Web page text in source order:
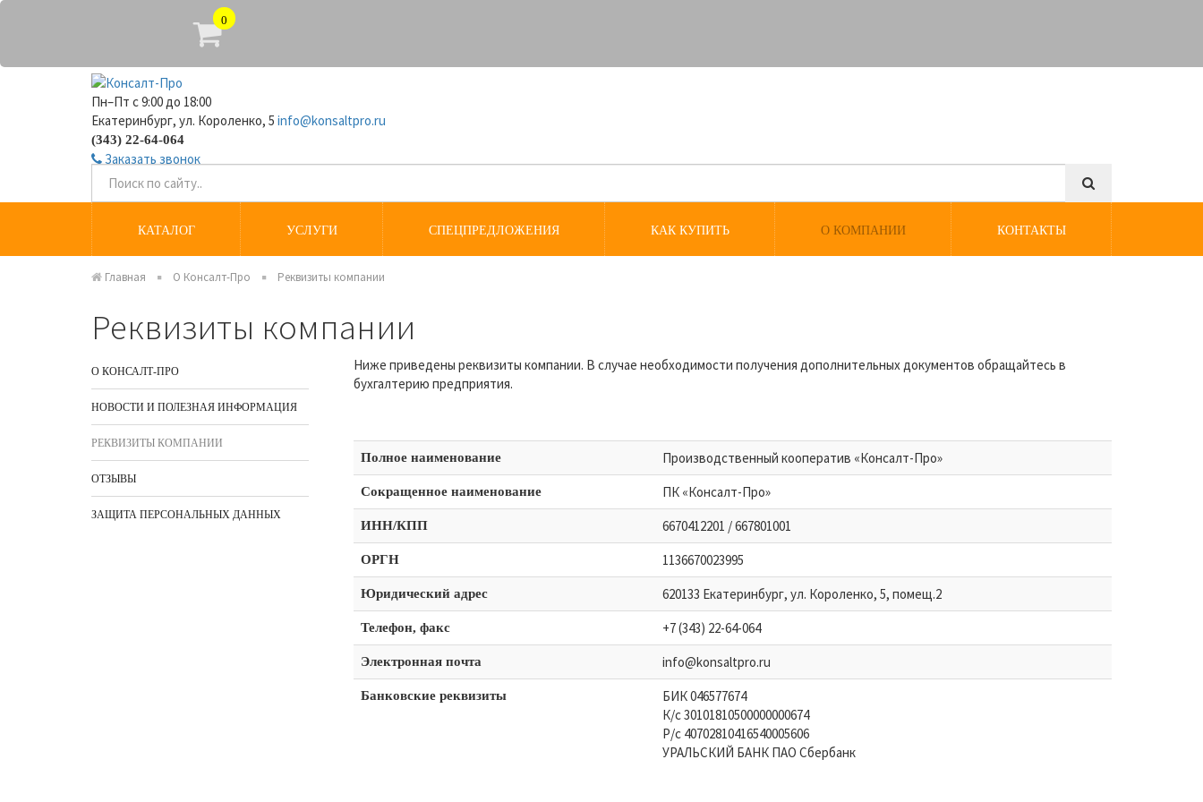
0
Пн–Пт с 9:00 до 18:00
Екатеринбург, ул. Короленко, 5 info@konsaltpro.ru
(343) 22-64-064
Заказать звонок
КАТАЛОГ УСЛУГИ СПЕЦПРЕДЛОЖЕНИЯ КАК КУПИТЬ О КОМПАНИИ КОНТАКТЫ
Главная О Консалт-Про Реквизиты компании
Реквизиты компании
О КОНСАЛТ-ПРО
НОВОСТИ И ПОЛЕЗНАЯ ИНФОРМАЦИЯ
РЕКВИЗИТЫ КОМПАНИИ
ОТЗЫВЫ
ЗАЩИТА ПЕРСОНАЛЬНЫХ ДАННЫХ
Ниже приведены реквизиты компании. В случае необходимости получения дополнительных документов обращайтесь в
бухгалтерию предприятия.
Полное наименование Производственный кооператив «Консалт-Про»
Сокращенное наименование ПК «Консалт-Про»
ИНН/КПП 6670412201 / 667801001
ОРГН 1136670023995
Юридический адрес 620133 Екатеринбург, ул. Короленко, 5, помещ.2
Телефон, факс +7 (343) 22-64-064
Электронная почта info@konsaltpro.ru
Банковские реквизиты
БИК 046577674
К/с 30101810500000000674
Р/с 40702810416540005606
УРАЛЬСКИЙ БАНК ПАО Сбербанк